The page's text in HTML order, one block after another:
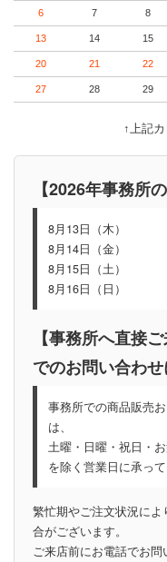
6 7 8
13 14 15
20 21 22
27 28 29
↑上記
【2026年事務所
8月13日（木）
8月14日（金）
8月15日（土）
8月16日（日）
【事務所へ直接
でのお問い合わせ
事務所での商品販売
は、
土曜・日曜・祝日・
を除く営業日に承って
繁忙期やご注文状況に
合がございます。
ご来店前にお電話でお問